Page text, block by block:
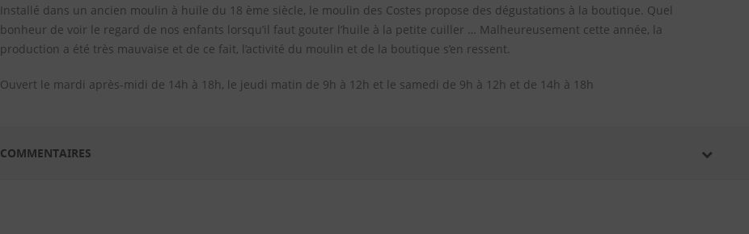
Installé dans un ancien moulin à huile du 18 ème siècle, le moulin des Costes propose des dégustations à la boutique. Quel
bonheur de voir le regard de nos enfants lorsqu’il faut gouter l’huile à la petite cuiller … Malheureusement cette année, la
production a été très mauvaise et de ce fait, l’activité du moulin et de la boutique s’en ressent.
Ouvert le mardi après-midi de 14h à 18h, le jeudi matin de 9h à 12h et le samedi de 9h à 12h et de 14h à 18h
COMMENTAIRES